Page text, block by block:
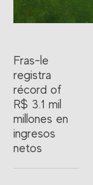
Fras-le
registra
récord of
R$ 3.1 mil
millones en
ingresos
netos